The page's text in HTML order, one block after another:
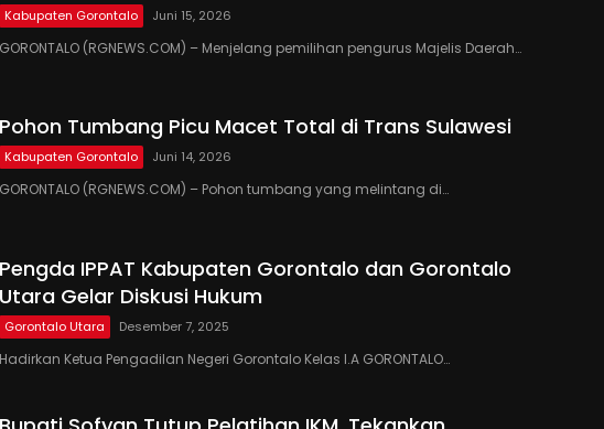
Kabupaten Gorontalo Juni 15, 2026
GORONTALO (RGNEWS.COM) – Menjelang pemilihan pengurus Majelis Daerah…
Pohon Tumbang Picu Macet Total di Trans Sulawesi
Kabupaten Gorontalo Juni 14, 2026
GORONTALO (RGNEWS.COM) – Pohon tumbang yang melintang di…
Pengda IPPAT Kabupaten Gorontalo dan Gorontalo
Utara Gelar Diskusi Hukum
Gorontalo Utara Desember 7, 2025
Hadirkan Ketua Pengadilan Negeri Gorontalo Kelas I.A GORONTALO…